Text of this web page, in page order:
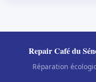
Repair Café du
Réparation